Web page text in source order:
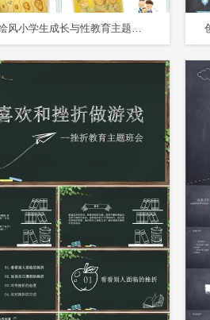
卡通手绘风小学生成长与性教育主题班会PPT